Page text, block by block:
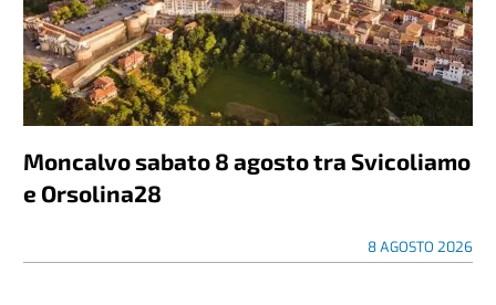
Moncalvo sabato 8 agosto tra Svicoliamo
e Orsolina28
8 AGOSTO 2026